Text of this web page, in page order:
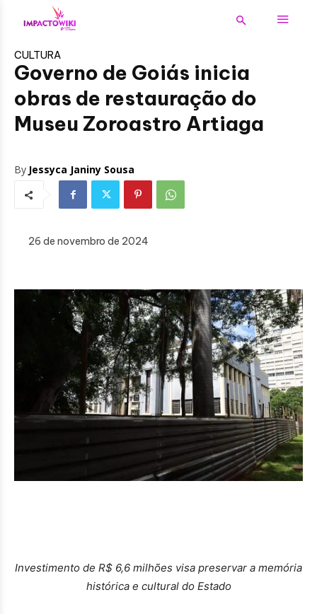
CULTURA
Governo de Goiás inicia
obras de restauração do
Museu Zoroastro Artiaga
By Jessyca Janiny Sousa
26 de novembro de 2024
Investimento de R$ 6,6 milhões visa preservar a memória
histórica e cultural do Estado